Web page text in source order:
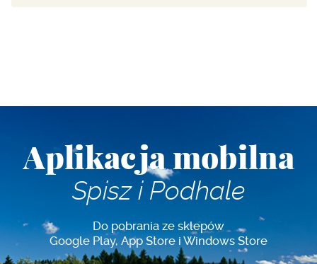
Aplikacja mobilna
Spisz i Podhale
Do pobrania ze sklepów
Google Play, App Store i Windows Store